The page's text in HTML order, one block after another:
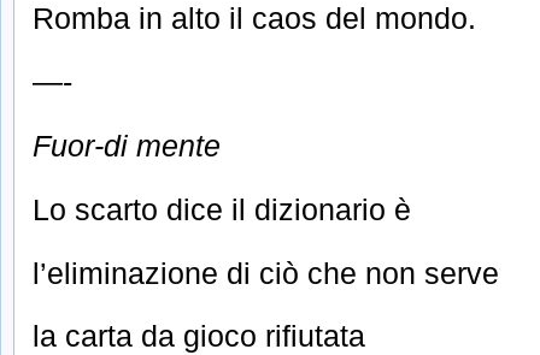
Romba in alto il caos del mondo.
—-
Fuor-di mente
Lo scarto dice il dizionario è
l’eliminazione di ciò che non serve
la carta da gioco rifiutata